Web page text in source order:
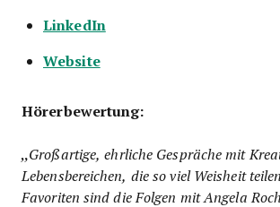
LinkedIn
Website
Hörerbewertung:
„Großartige, ehrliche Gespräche mit
Lebensbereichen, die so viel Weisheit
Favoriten sind die Folgen mit Angela